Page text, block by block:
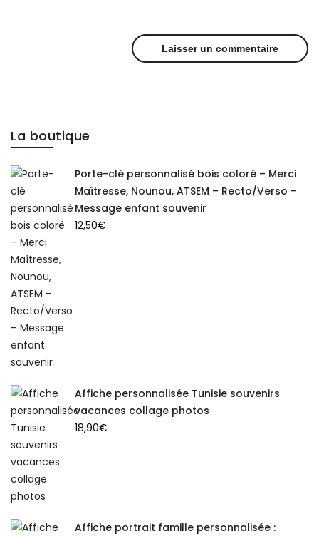
La boutique
Porte-clé personnalisé bois coloré – Merci
Maîtresse, Nounou, ATSEM – Recto/Verso –
Message enfant souvenir
12,50€
Affiche personnalisée Tunisie souvenirs
vacances collage photos
18,90€
Affiche portrait famille personnalisée :